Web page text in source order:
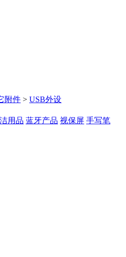
附件 > USB外设
用品 蓝牙产品 视保屏 手写笔